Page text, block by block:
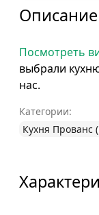
Описание
Посмотреть
выбрали
нас.
Категории:
Кухня Прованс